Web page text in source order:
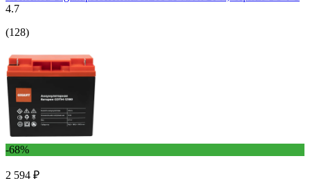
4.7
(128)
-68%
2 594 ₽